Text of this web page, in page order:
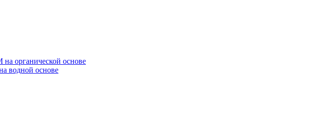
органической основе
водной основе